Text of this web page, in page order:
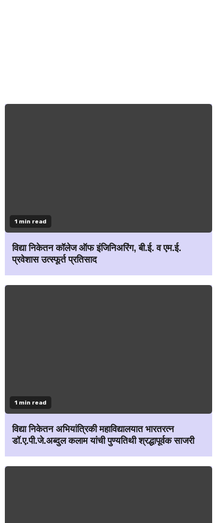
1 min read
विद्या निकेतन कॉलेज ऑफ इंजिनिअरिंग, बी.ई. व एम.ई.
प्रवेशास उत्स्फूर्त प्रतिसाद
1 min read
विद्या निकेतन अभियांत्रिकी महाविद्यालयात भारतरत्न
डॉ.ए.पी.जे.अब्दुल कलाम यांची पुण्यतिथी श्रद्धापूर्वक साजरी